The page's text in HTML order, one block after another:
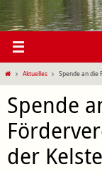
StartAktuelles Spende an die
Spende
der